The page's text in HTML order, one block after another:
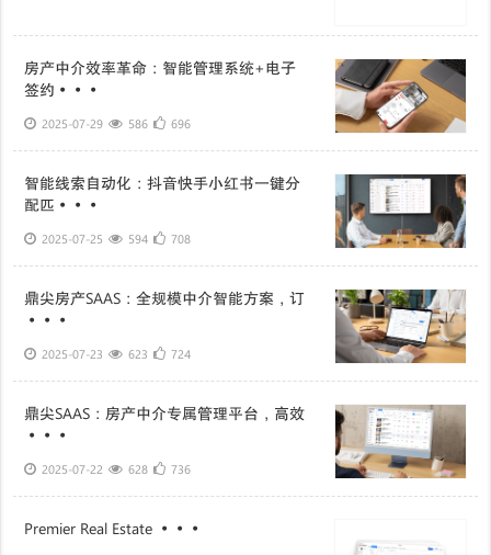
房产中介效率革命：智能管理系统+电子
签约···
2025-07-29 586 696
智能线索自动化：抖音快手小红书一键分
配匹···
2025-07-25 594 708
鼎尖房产SAAS：全规模中介智能方案，订
···
2025-07-23 623 724
鼎尖SAAS：房产中介专属管理平台，高效
···
2025-07-22 628 736
Premier Real Estate ···